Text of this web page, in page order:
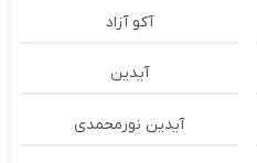
آکو آزاد
آیدین
آیدین نورمحمدی